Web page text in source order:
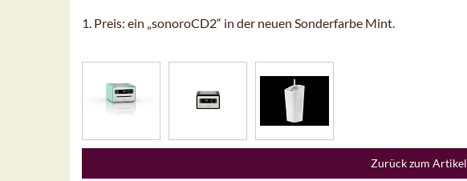
1. Preis: ein „sonoroCD2“ in der neuen Sonderfarbe Mint.
Zurück zum Artikel